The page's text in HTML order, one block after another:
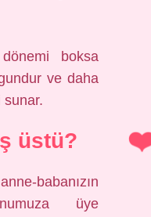
boksa
ve daha
sunar.
üstü?
babanızın
üye